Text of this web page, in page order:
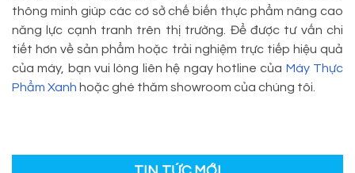
thông minh giúp các cơ sở chế biến thực phẩm nâng cao
năng lực cạnh tranh trên thị trường. Để được tư vấn chi
tiết hơn về sản phẩm hoặc trải nghiệm trực tiếp hiệu quả
của máy, bạn vui lòng liên hệ ngay hotline của Máy Thực
Phẩm Xanh hoặc ghé thăm showroom của chúng tôi.